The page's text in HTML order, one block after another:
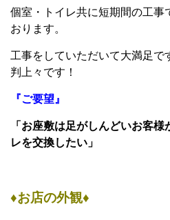
個室・トイレ共に短期間の工事
おります。
工事をしていただいて大満足で
判上々です！
『ご要望』
「お座敷は足がしんどいお客
レを交換したい」
♦お店の外観♦